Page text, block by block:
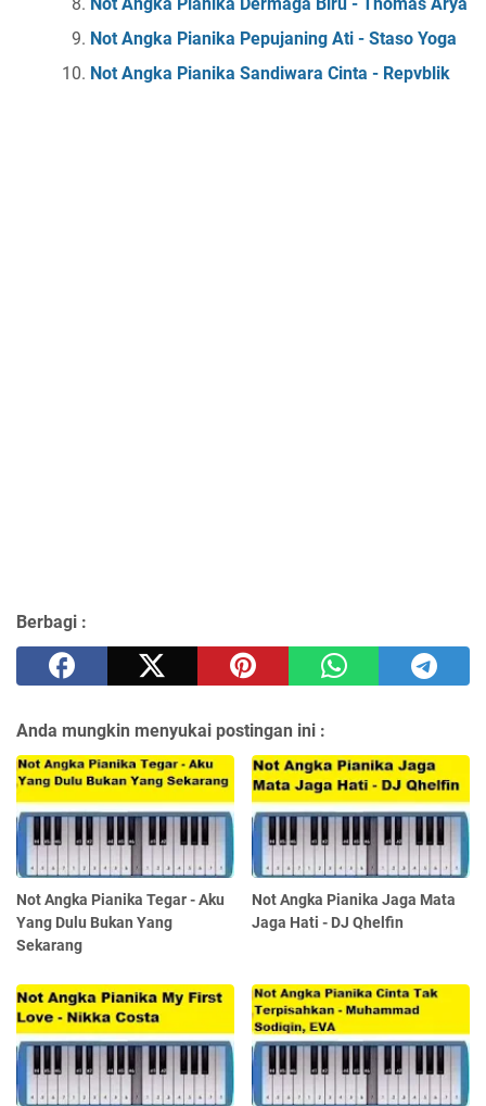
Not Angka Pianika Dermaga Biru - Thomas Arya
Not Angka Pianika Pepujaning Ati - Staso Yoga
Not Angka Pianika Sandiwara Cinta - Repvblik
Berbagi :
Anda mungkin menyukai postingan ini :
Not Angka Pianika Tegar - Aku
Yang Dulu Bukan Yang
Sekarang
Not Angka Pianika Jaga Mata
Jaga Hati - DJ Qhelfin